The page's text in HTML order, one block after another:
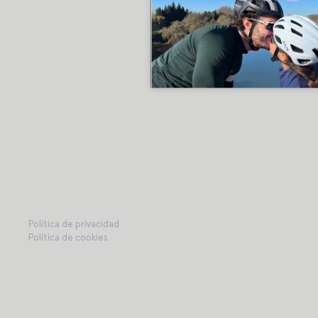
Política de privacidad
Política de cookies